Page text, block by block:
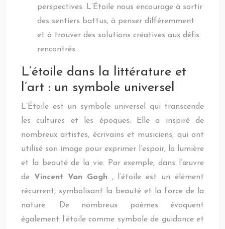
perspectives. L’Étoile nous encourage à sortir
des sentiers battus, à penser différemment
et à trouver des solutions créatives aux défis
rencontrés.
L’étoile dans la littérature et
l’art : un symbole universel
L’Étoile est un symbole universel qui transcende
les cultures et les époques. Elle a inspiré de
nombreux artistes, écrivains et musiciens, qui ont
utilisé son image pour exprimer l’espoir, la lumière
et la beauté de la vie. Par exemple, dans l’œuvre
de Vincent Van Gogh , l’étoile est un élément
récurrent, symbolisant la beauté et la force de la
nature. De nombreux poèmes évoquent
également l’étoile comme symbole de guidance et